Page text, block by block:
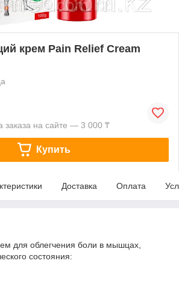
крем Pain Relief Cream
на сайте — 3 000 ₸
Купить
Доставка Оплата
для облегчения боли в мышцах,
состояния: